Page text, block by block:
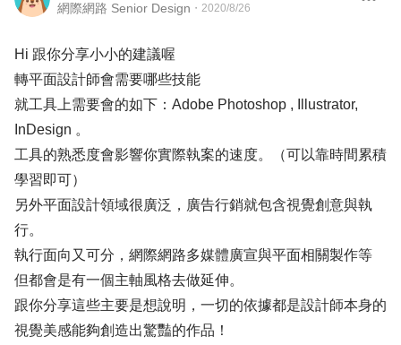
網際網路 Senior Design ・ 2020/8/26
Hi 跟你分享小小的建議喔
轉平面設計師會需要哪些技能
就工具上需要會的如下：Adobe Photoshop , Illustrator,
InDesign 。
工具的熟悉度會影響你實際執案的速度。（可以靠時間累積
學習即可）
另外平面設計領域很廣泛，廣告行銷就包含視覺創意與執
行。
執行面向又可分，網際網路多媒體廣宣與平面相關製作等
但都會是有一個主軸風格去做延伸。
跟你分享這些主要是想說明，一切的依據都是設計師本身的
視覺美感能夠創造出驚豔的作品！